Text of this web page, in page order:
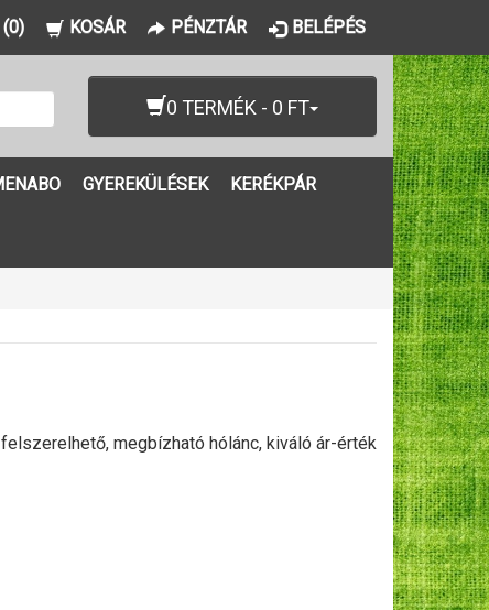
(0) KOSÁR PÉNZTÁR BELÉPÉS
0 TERMÉK - 0 FT
GYEREKÜLÉSEK KERÉKPÁR
megbízható hólánc, kiváló ár-érték